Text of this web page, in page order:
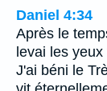
Daniel 4:34
Après le
levai les
J'ai béni le